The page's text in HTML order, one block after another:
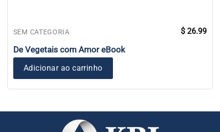
SEM CATEGORIA
De Vegetais com Amor eBook
$ 26.99
Adicionar ao carrinho